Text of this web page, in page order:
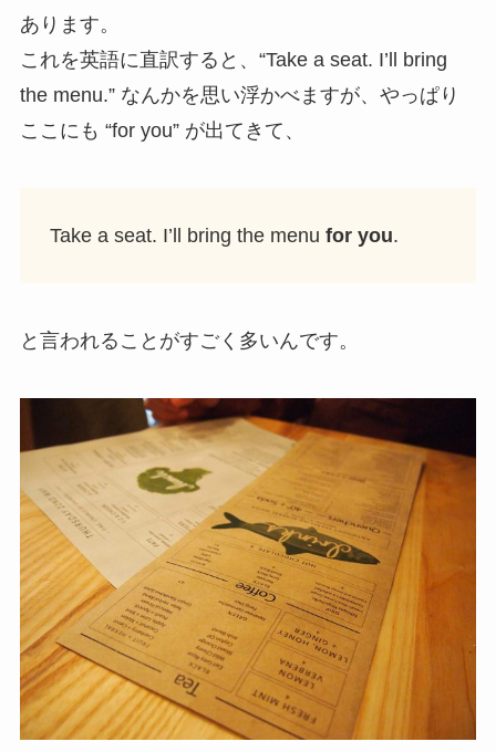
あります。
これを英語に直訳すると、“Take a seat. I’ll bring
the menu.” なんかを思い浮かべますが、やっぱり
ここにも “for you” が出てきて、
Take a seat. I’ll bring the menu for you.
と言われることがすごく多いんです。